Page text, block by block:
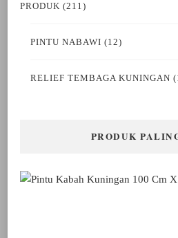
PRODUK (211)
PINTU NABAWI (12)
RELIEF TEMBAGA KUNINGAN
PRODUK